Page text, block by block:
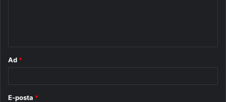
Ad *
E-posta *